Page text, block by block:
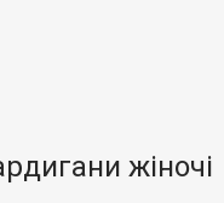
жіночі